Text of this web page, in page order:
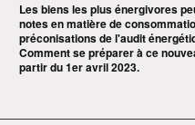
Les biens les plus énergivores
notes en matière de
préconisations de l'audit
Comment se préparer à ce
partir du 1er avril 2023.